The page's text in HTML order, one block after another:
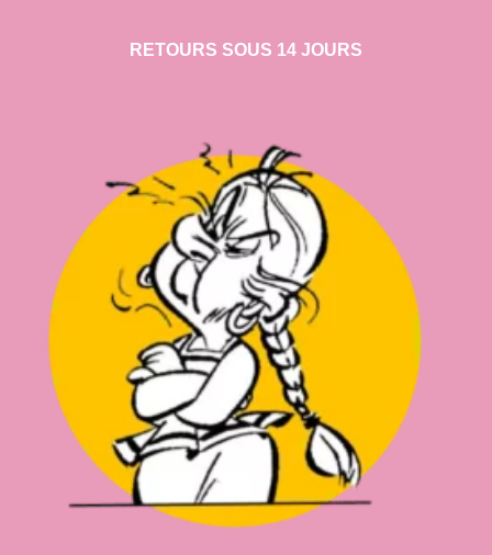
RETOURS SOUS 14 JOURS